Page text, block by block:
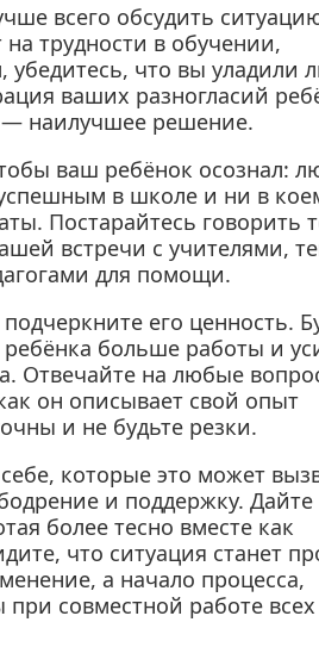
всего обсудить
трудности в обучении,
что вы уладили
ваших разногласий
наилучшее решение.
ваш ребёнок осознал:
в школе и ни в
Постарайтесь говорить
встречи с учителями,
для помощи.
его ценность.
больше работы и
Отвечайте на любые
он описывает свой опыт
и не будьте резки.
которые это может
и поддержку. Дайте
более тесно вместе как
что ситуация станет
а начало процесса,
совместной работе всех